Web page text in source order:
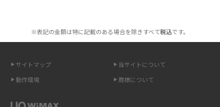
無制限で利用できるポケット型Wi-Fiは？選び方や通信費を抑える方法も紹
ポケット型Wi-Fi（モバイルWi-Fi）とは？おススメする方の特徴や選び方を
※表記の金額は特に記載のある場合を除きすべて税込です。
サイトマップ
当サイトについて
動作環境
商標について